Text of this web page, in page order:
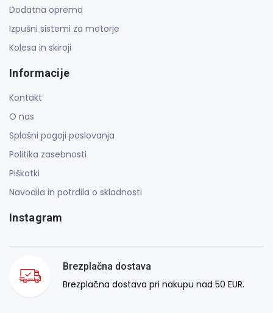
Dodatna oprema
Izpušni sistemi za motorje
Kolesa in skiroji
Informacije
Kontakt
O nas
Splošni pogoji poslovanja
Politika zasebnosti
Piškotki
Navodila in potrdila o skladnosti
Instagram
Brezplačna dostava
Brezplačna dostava pri nakupu nad 50 EUR.